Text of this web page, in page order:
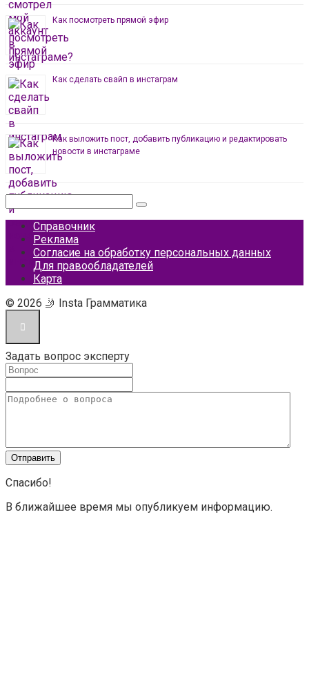
Как посмотреть прямой эфир
Как сделать свайп в инстаграм
Как выложить пост, добавить публикацию и редактировать
новости в инстаграме
Справочник
Реклама
Согласие на обработку персональных данных
Для правообладателей
Карта
© 2026 🤳 Insta Грамматика
Задать вопрос эксперту
Спасибо!
В ближайшее время мы опубликуем информацию.